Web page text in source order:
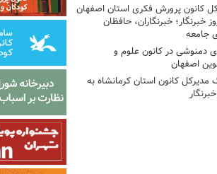
کانون پرورش فکری استان اصفهان
خبرنگار؛ خبرنگاران، حافظان
جامعه
دمنوشی در کانون علوم و
اصفهان
مدیرکل کانون استان کرمانشاه به